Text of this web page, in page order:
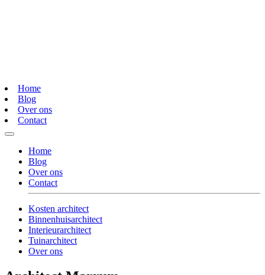
Home
Blog
Over ons
Contact
Home
Blog
Over ons
Contact
Kosten architect
Binnenhuisarchitect
Interieurarchitect
Tuinarchitect
Over ons